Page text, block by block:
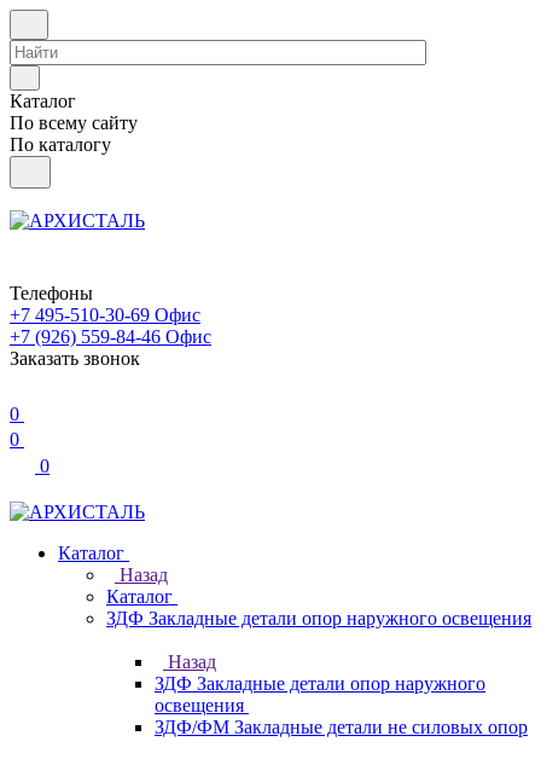
Каталог
По всему сайту
По каталогу
Телефоны
+7 495-510-30-69 Офис
+7 (926) 559-84-46 Офис
Заказать звонок
0
0
0
Каталог
Назад
Каталог
ЗДФ Закладные детали опор наружного освещения
Назад
ЗДФ Закладные детали опор наружного
освещения
ЗДФ/ФМ Закладные детали не силовых опор